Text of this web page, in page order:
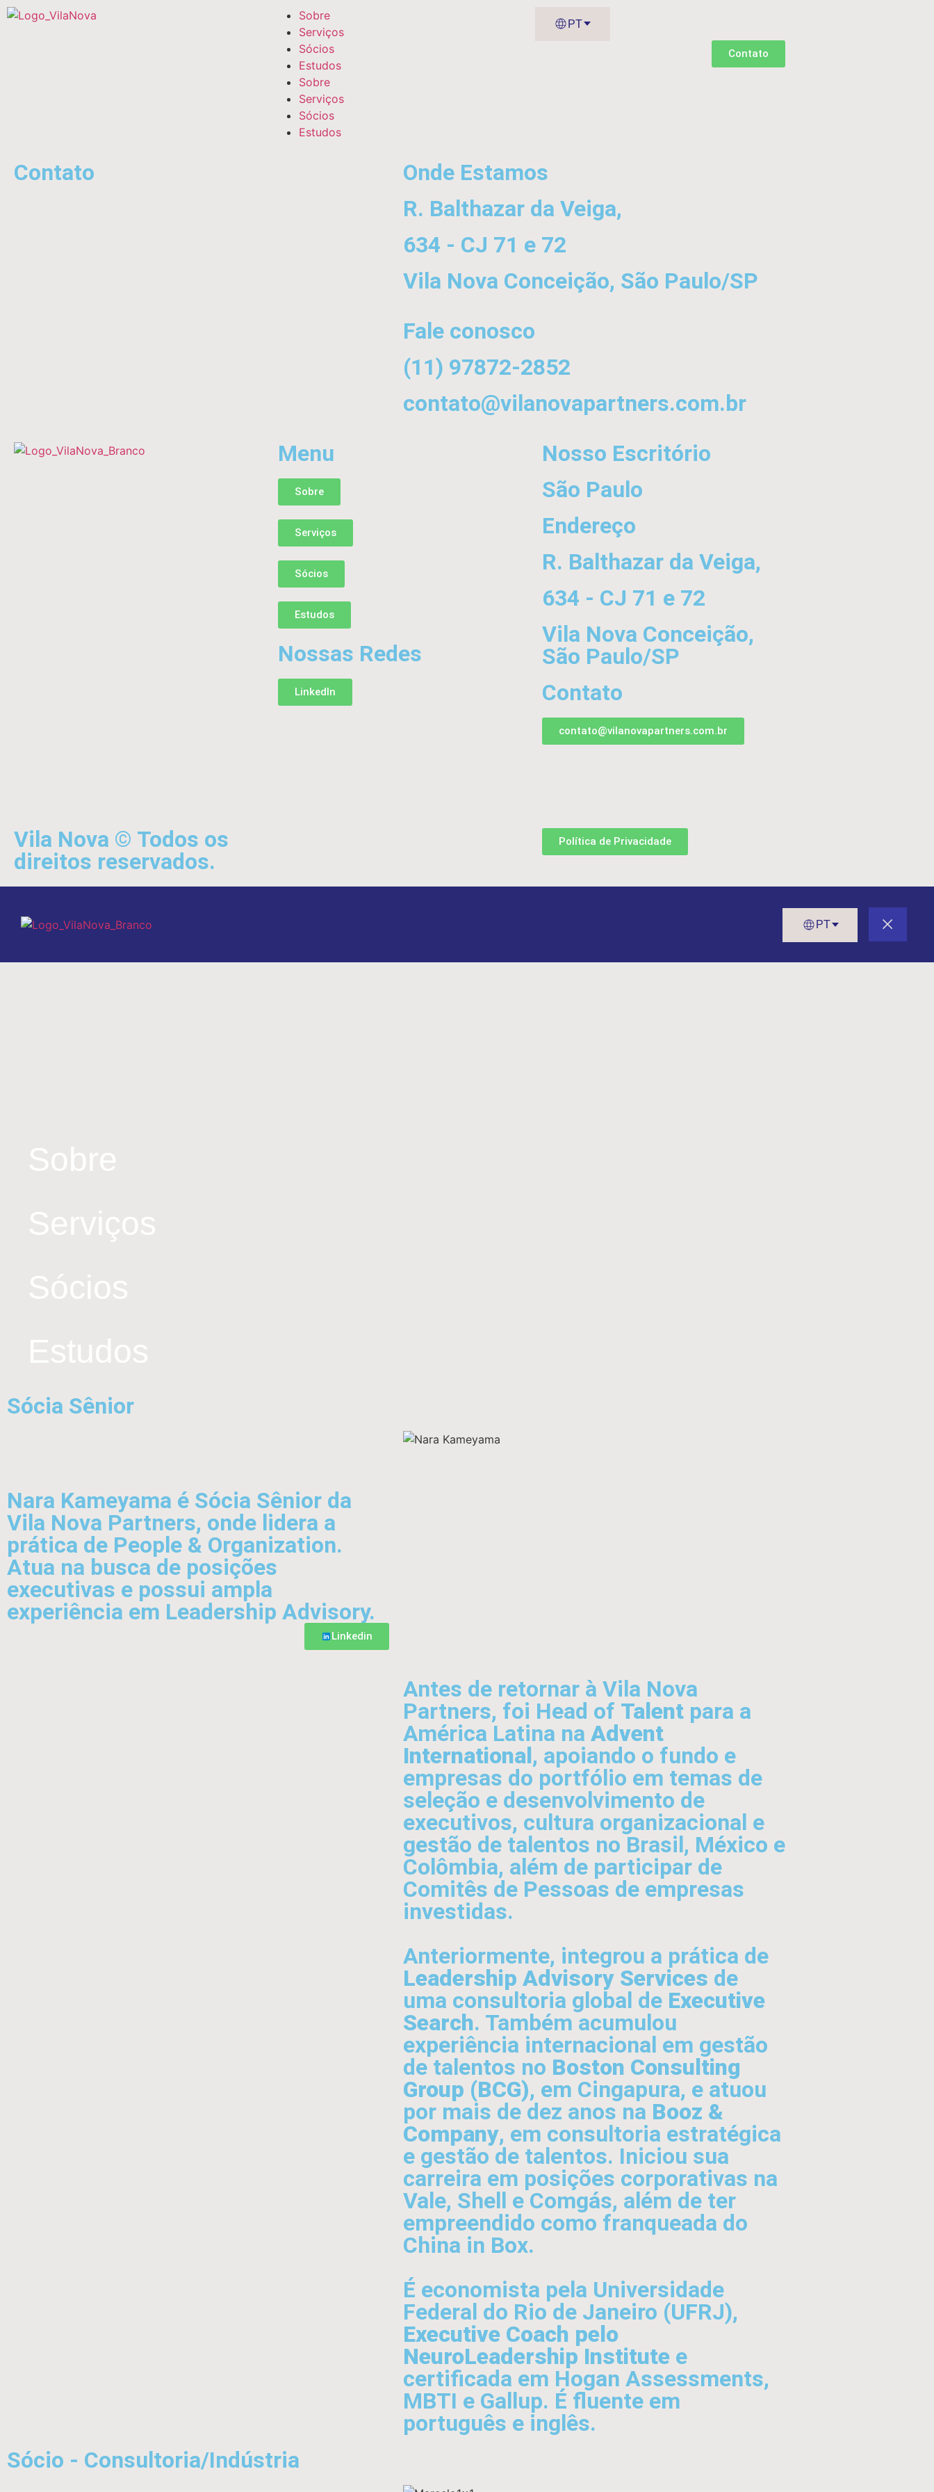
Sobre
Serviços
Sócios
Estudos
Sobre
Serviços
Sócios
Estudos
PT
Contato
Contato
Onde Estamos
R. Balthazar da Veiga,
634 - CJ 71 e 72
Vila Nova Conceição, São Paulo/SP
Fale conosco
(11) 97872-2852
contato@vilanovapartners.com.br
Menu
Sobre
Serviços
Sócios
Estudos
Nossas Redes
LinkedIn
Nosso Escritório
São Paulo
Endereço
R. Balthazar da Veiga,
634 - CJ 71 e 72
Vila Nova Conceição,
São Paulo/SP
Contato
contato@vilanovapartners.com.br
Vila Nova © Todos os
direitos reservados.
Política de Privacidade
PT
Sobre
Serviços
Sócios
Estudos
Sócia Sênior
Nara Kameyama é Sócia Sênior da
Vila Nova Partners, onde lidera a
prática de People & Organization.
Atua na busca de posições
executivas e possui ampla
experiência em Leadership Advisory.
Linkedin
Antes de retornar à Vila Nova
Partners, foi Head of Talent para a
América Latina na Advent
International, apoiando o fundo e
empresas do portfólio em temas de
seleção e desenvolvimento de
executivos, cultura organizacional e
gestão de talentos no Brasil, México e
Colômbia, além de participar de
Comitês de Pessoas de empresas
investidas.
Anteriormente, integrou a prática de
Leadership Advisory Services de
uma consultoria global de Executive
Search. Também acumulou
experiência internacional em gestão
de talentos no Boston Consulting
Group (BCG), em Cingapura, e atuou
por mais de dez anos na Booz &
Company, em consultoria estratégica
e gestão de talentos. Iniciou sua
carreira em posições corporativas na
Vale, Shell e Comgás, além de ter
empreendido como franqueada do
China in Box.
É economista pela Universidade
Federal do Rio de Janeiro (UFRJ),
Executive Coach pelo
NeuroLeadership Institute e
certificada em Hogan Assessments,
MBTI e Gallup. É fluente em
português e inglês.
Sócio - Consultoria/Indústria